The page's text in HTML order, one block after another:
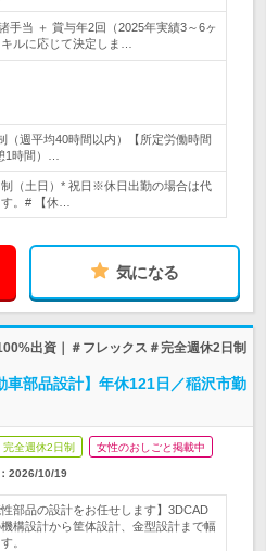
手当 ＋ 賞与年2回（2025年実績3～6ヶ
ルに応じて決定しま…
（週平均40時間以内）【所定労働時間
1時間）…
（土日）* 祝日※休日出勤の場合は代
。# 【休…
気になる
出資｜＃フレックス＃完全週休2日制
車部品設計】年休121日／稲沢市勤
完全週休2日制 女性のおしごと掲載中
2026/10/19
性部品の設計をお任せします】3DCAD
構設計から筐体設計、金型設計まで幅
。